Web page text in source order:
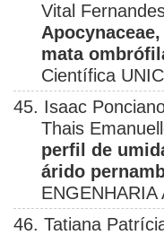
Vital
mata
Científica
45. Isaac
Thais
perfil de
árido
46. Tatiana